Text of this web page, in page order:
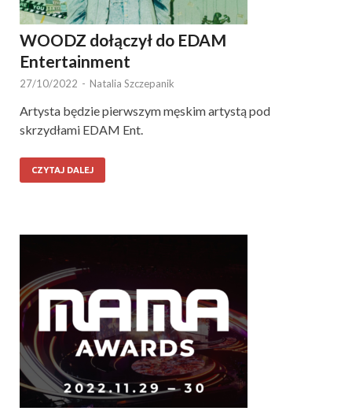
WOODZ dołączył do EDAM
Entertainment
27/10/2022 - Natalia Szczepanik
Artysta będzie pierwszym męskim artystą pod
skrzydłami EDAM Ent.
CZYTAJ DALEJ